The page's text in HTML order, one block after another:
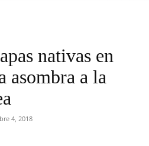
nativas en
asombra a la
4, 2018